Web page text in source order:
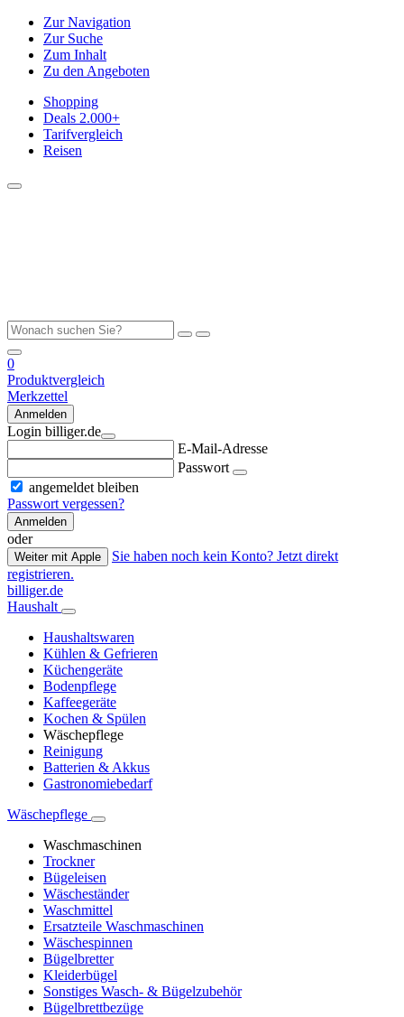
Zur Navigation
Zur Suche
Zum Inhalt
Zu den Angeboten
Shopping
Deals 2.000+
Tarifvergleich
Reisen
0
Produktvergleich
Merkzettel
Anmelden
Login billiger.de
E-Mail-Adresse
Passwort
angemeldet bleiben
Passwort vergessen?
Anmelden
oder
Weiter mit Apple
Sie haben noch kein Konto? Jetzt direkt
registrieren.
billiger.de
Haushalt
Haushaltswaren
Kühlen & Gefrieren
Küchengeräte
Bodenpflege
Kaffeegeräte
Kochen & Spülen
Wäschepflege
Reinigung
Batterien & Akkus
Gastronomiebedarf
Wäschepflege
Waschmaschinen
Trockner
Bügeleisen
Wäscheständer
Waschmittel
Ersatzteile Waschmaschinen
Wäschespinnen
Bügelbretter
Kleiderbügel
Sonstiges Wasch- & Bügelzubehör
Bügelbrettbezüge